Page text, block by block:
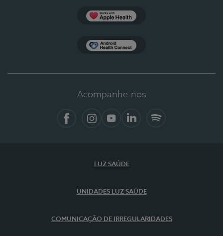
Acompanhe-nos
LUZ SAÚDE
UNIDADES LUZ SAÚDE
COMUNICAÇÃO DE IRREGULARIDADES